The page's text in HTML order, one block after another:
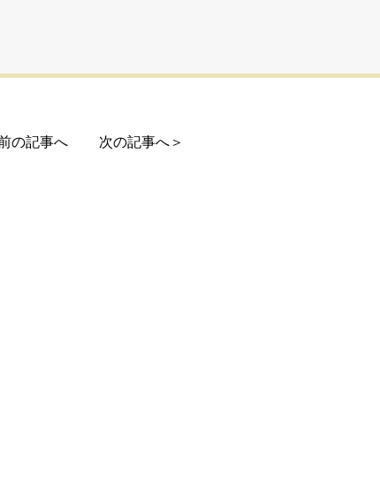
の記事へ 次の記事へ＞